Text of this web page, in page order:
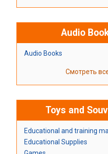
Audio
Audio Books
Смотреть
Toys and
Educational and training
Educational Supplies